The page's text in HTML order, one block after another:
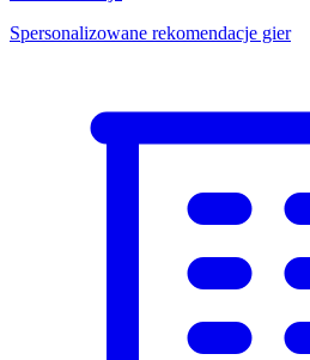
Spersonalizowane rekomendacje gier